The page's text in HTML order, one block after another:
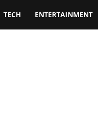
TECH ENTERTAINMENT